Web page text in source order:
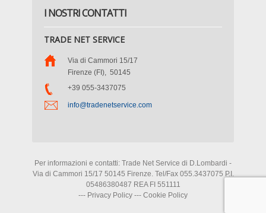
I NOSTRI CONTATTI
TRADE NET SERVICE
Via di Cammori 15/17
Firenze (FI), 50145
+39 055-3437075
info@tradenetservice.com
Per informazioni e contatti: Trade Net Service di D.Lombardi -
Via di Cammori 15/17 50145 Firenze. Tel/Fax 055.3437075 P.I.
05486380487 REA FI 551111
--- Privacy Policy --- Cookie Policy